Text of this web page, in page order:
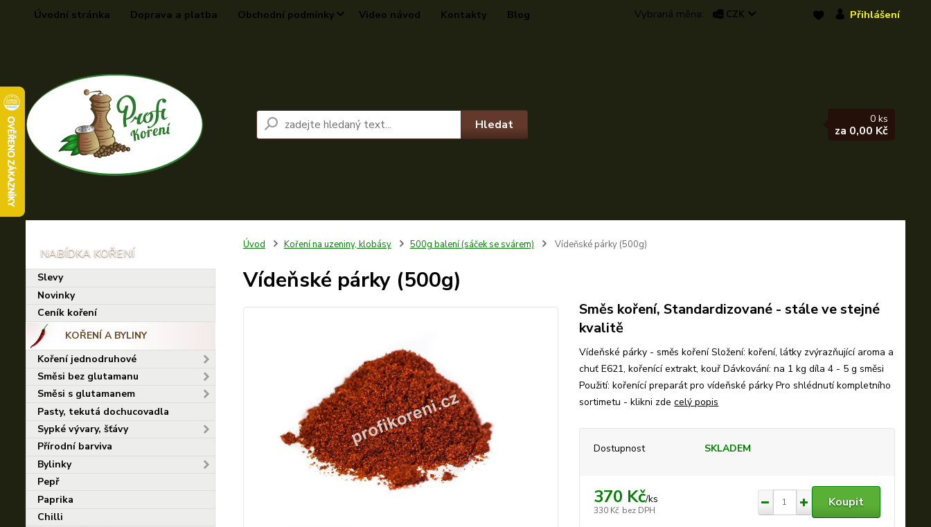
Úvodní stránka Doprava a platba Obchodní podmínky Video návod Kontakty Blog CZK Přihlášení
Hledat 0 ks
za 0,00 Kč
Slevy
Novinky
Ceník koření
KOŘENÍ A BYLINY
Koření jednodruhové
Směsi bez glutamanu
Směsi s glutamanem
Pasty, tekutá dochucovadla
Sypké vývary, šťávy
Přírodní barviva
Bylinky
Pepř
Paprika
Chilli
Úvod Koření na uzeniny, klobásy 500g balení (sáček se svárem) Vídeňské párky (500g)
Vídeňské párky (500g)
Směs koření, Standardizované - stále ve stejné
kvalitě
Vídeňské párky - směs koření Složení: koření, látky zvýrazňující aroma a
chuť E621, kořenící extrakt, kouř Dávkování: na 1 kg díla 4 - 5 g směsi
Použití: kořenící preparát pro vídeňské párky Pro shlédnutí kompletního
sortimetu - klikni zdecelý popis
Dostupnost SKLADEM
370 Kč/ks
330 Kč bez DPH
Koupit